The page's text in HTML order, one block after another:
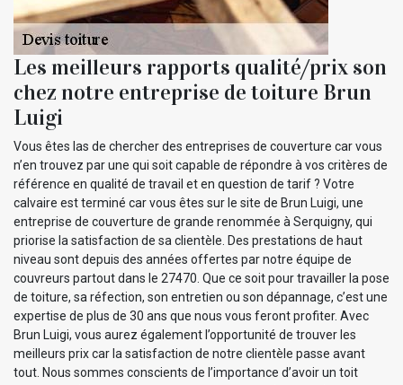
Les meilleurs rapports qualité/prix son
chez notre entreprise de toiture Brun
Luigi
Vous êtes las de chercher des entreprises de couverture car vous
n’en trouvez par une qui soit capable de répondre à vos critères de
référence en qualité de travail et en question de tarif ? Votre
calvaire est terminé car vous êtes sur le site de Brun Luigi, une
entreprise de couverture de grande renommée à Serquigny, qui
priorise la satisfaction de sa clientèle. Des prestations de haut
niveau sont depuis des années offertes par notre équipe de
couvreurs partout dans le 27470. Que ce soit pour travailler la pose
de toiture, sa réfection, son entretien ou son dépannage, c’est une
expertise de plus de 30 ans que nous vous feront profiter. Avec
Brun Luigi, vous aurez également l’opportunité de trouver les
meilleurs prix car la satisfaction de notre clientèle passe avant
tout. Nous sommes conscients de l’importance d’avoir un toit